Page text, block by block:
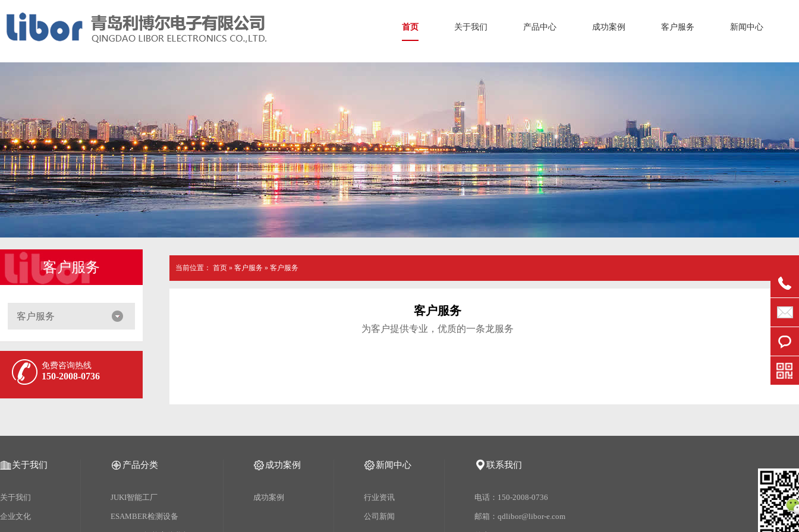
首页 关于我们 产品中心 成功案例 客户服务 新闻中心
客户服务
客户服务
免费咨询热线
150-2008-0736
当前位置： 首页 » 客户服务 » 客户服务
客户服务
为客户提供专业，优质的一条龙服务
关于我们
关于我们
企业文化
产品分类
JUKI智能工厂
ESAMBER检测设备
成功案例
成功案例
新闻中心
行业资讯
公司新闻
联系我们
电话：150-2008-0736
邮箱：qdlibor@libor-e.com